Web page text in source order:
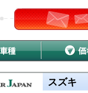
スズキ